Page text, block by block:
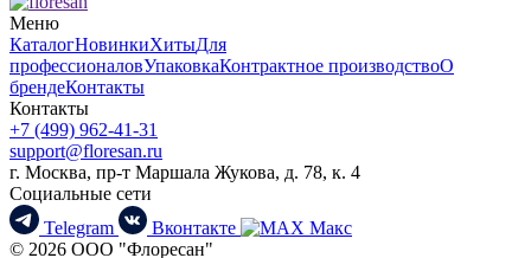
Меню
КаталогНовинкиХитыДля
профессионаловУпаковкаКонтрактное производствоО
брендеКонтакты
Контакты
+7 (499) 962-41-31
support@floresan.ru
г. Москва, пр-т Маршала Жукова, д. 78, к. 4
Социальные сети
Telegram
Вконтакте
Макс
© 2026 ООО "Флоресан"